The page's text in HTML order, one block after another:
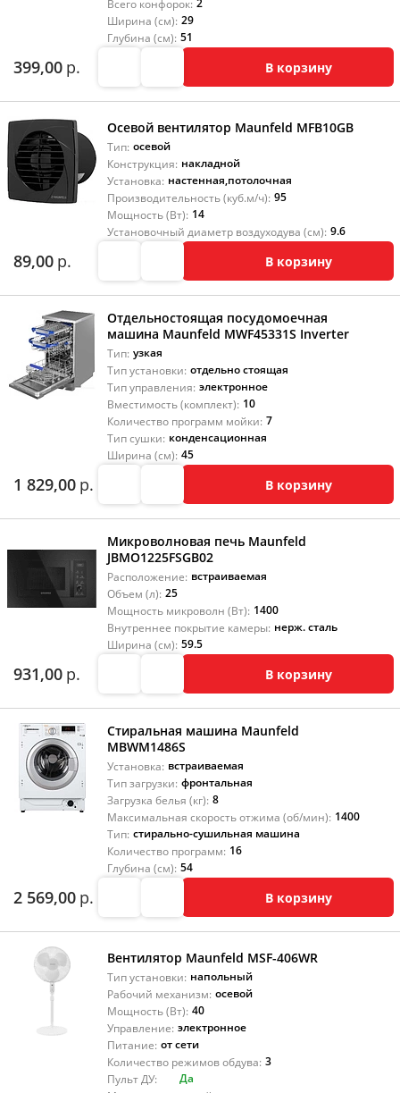
Всего конфорок: 2
Ширина (см): 29
Глубина (см): 51
399,00 р. В корзину
Осевой вентилятор Maunfeld MFB10GB
Тип: осевой
Конструкция: накладной
Установка: настенная,потолочная
Производительность (куб.м/ч): 95
Мощность (Вт): 14
Установочный диаметр воздуходува (см): 9.6
89,00 р. В корзину
Отдельностоящая посудомоечная
машина Maunfeld MWF45331S Inverter
Тип: узкая
Тип установки: отдельно стоящая
Тип управления: электронное
Вместимость (комплект): 10
Количество программ мойки: 7
Тип сушки: конденсационная
Ширина (см): 45
1 829,00 р. В корзину
Микроволновая печь Maunfeld
JBMO1225FSGB02
Расположение: встраиваемая
Объем (л): 25
Мощность микроволн (Вт): 1400
Внутреннее покрытие камеры: нерж. сталь
Ширина (см): 59.5
931,00 р. В корзину
Стиральная машина Maunfeld
MBWM1486S
Установка: встраиваемая
Тип загрузки: фронтальная
Загрузка белья (кг): 8
Максимальная скорость отжима (об/мин): 1400
Тип: стирально-сушильная машина
Количество программ: 16
Глубина (см): 54
2 569,00 р. В корзину
Вентилятор Maunfeld MSF-406WR
Тип установки: напольный
Рабочий механизм: осевой
Мощность (Вт): 40
Управление: электронное
Питание: от сети
Количество режимов обдува: 3
Пульт ДУ:
Да